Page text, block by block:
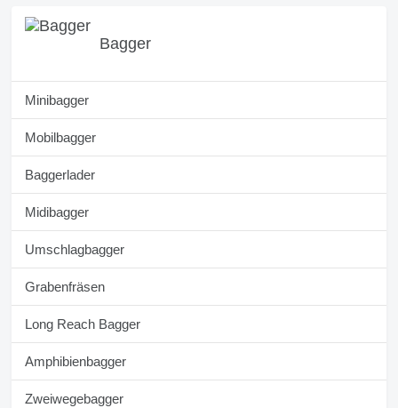
Bagger
Minibagger
Mobilbagger
Baggerlader
Midibagger
Umschlagbagger
Grabenfräsen
Long Reach Bagger
Amphibienbagger
Zweiwegebagger